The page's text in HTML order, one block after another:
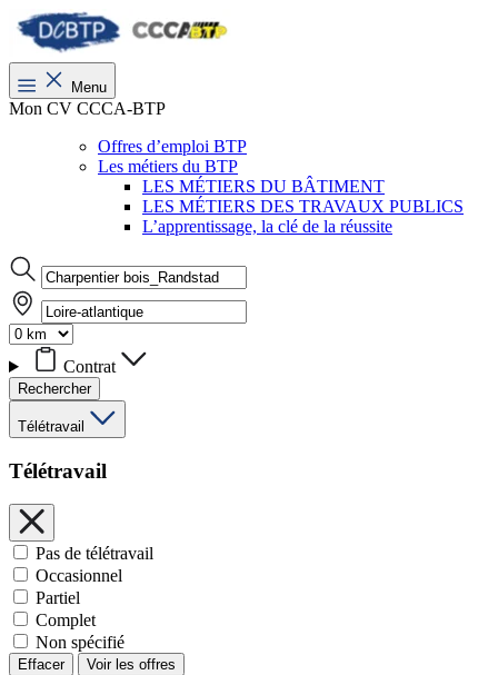
Menu
Mon CV CCCA-BTP
Offres d’emploi BTP
Les métiers du BTP
LES MÉTIERS DU BÂTIMENT
LES MÉTIERS DES TRAVAUX PUBLICS
L’apprentissage, la clé de la réussite
Contrat
Rechercher
Télétravail
Télétravail
Pas de télétravail
Occasionnel
Partiel
Complet
Non spécifié
Effacer Voir les offres